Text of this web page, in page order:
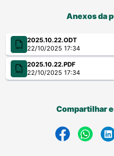
Anexos da
2025.10.22.ODT
22/10/2025 17:34
2025.10.22.PDF
22/10/2025 17:34
Compartilhar